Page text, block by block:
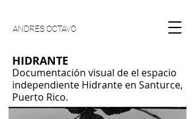
ANDRES OCTAVO
HIDRANTE
Documentación visual de el espacio
independiente Hidrante en Santurce,
Puerto Rico.